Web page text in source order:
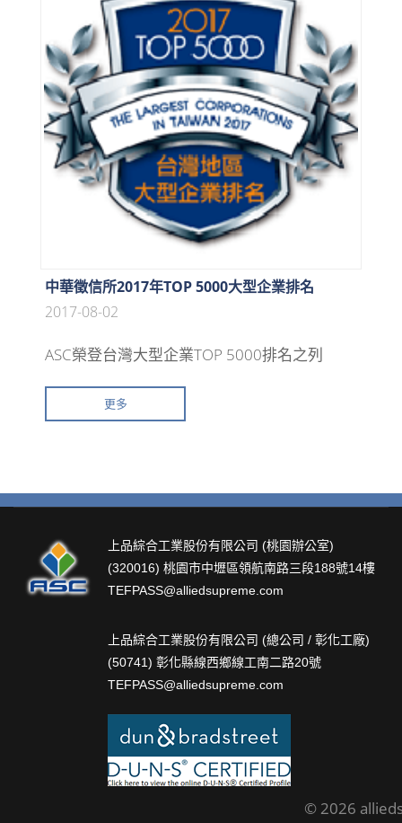
中華徵信所2017年TOP 5000大型企業排名
2017-08-02
ASC榮登台灣大型企業TOP 5000排名之列
更多
上品綜合工業股份有限公司 (桃園辦公室)
(320016) 桃園市中壢區領航南路三段188號14樓
TEFPASS@alliedsupreme.com
上品綜合工業股份有限公司 (總公司 / 彰化工廠)
(50741) 彰化縣線西鄉線工南二路20號
TEFPASS@alliedsupreme.com
© 2026